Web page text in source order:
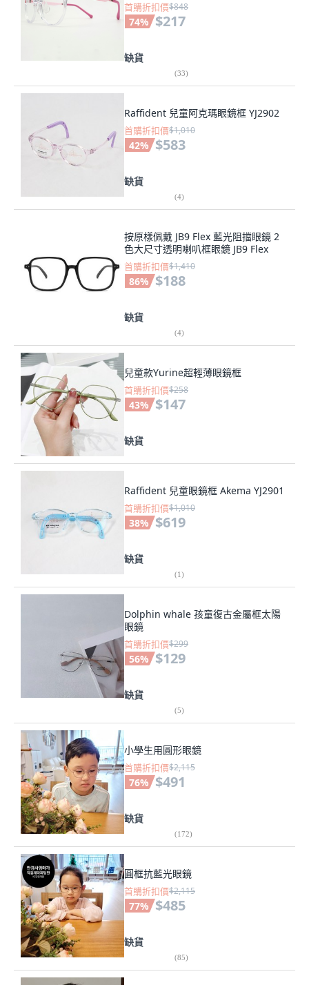
首購折扣價$848
74% $217
缺貨
(33)
Raffident 兒童阿克瑪眼鏡框 YJ2902
首購折扣價$1,010
42% $583
缺貨
(4)
按原樣佩戴 JB9 Flex 藍光阻擋眼鏡 2
色大尺寸透明喇叭框眼鏡 JB9 Flex
首購折扣價$1,410
86% $188
缺貨
(4)
兒童款Yurine超輕薄眼鏡框
首購折扣價$258
43% $147
缺貨
Raffident 兒童眼鏡框 Akema YJ2901
首購折扣價$1,010
38% $619
缺貨
(1)
Dolphin whale 孩童復古金屬框太陽
眼鏡
首購折扣價$299
56% $129
缺貨
(5)
小學生用圓形眼鏡
首購折扣價$2,115
76% $491
缺貨
(172)
圓框抗藍光眼鏡
首購折扣價$2,115
77% $485
缺貨
(85)